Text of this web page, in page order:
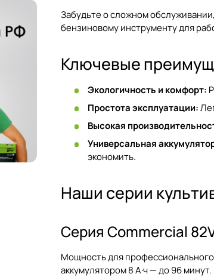
Забудьте о сложном
бензиновому инструменту для
Ключевые
Экологичность и комфорт:
Простота эксплуатации:
Высокая
Универсальная
экономить.
Наши серии
Серия Commercial
Мощность для
аккумулятором 8 А·ч — до 96 минут.